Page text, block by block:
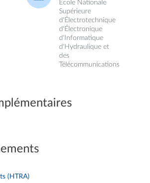
École Nationale
Supérieure
d'Électrotechnique
d'Électronique
d'Informatique
d'Hydraulique et
des
Télécommunications
(HTRA)